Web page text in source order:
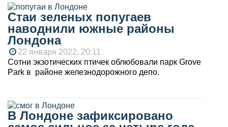
Стаи зеленых попугаев
наводнили южные районы
Лондона
22 января 2022, 20:11
Сотни экзотических птичек облюбовали парк Grove
Park в районе железнодорожного депо.
В Лондоне зафиксировано